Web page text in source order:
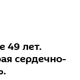
49 лет.
сердечно-